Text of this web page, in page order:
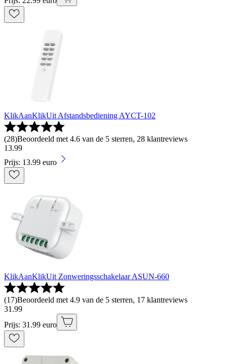
KlikAanKlikUit Afstandsbediening AYCT-102
(28)Beoordeeld met 4.6 van de 5 sterren, 28 klantreviews
13.99
Prijs: 13.99 euro
KlikAanKlikUit Zonweringsschakelaar ASUN-660
(17)Beoordeeld met 4.9 van de 5 sterren, 17 klantreviews
31.99
Prijs: 31.99 euro